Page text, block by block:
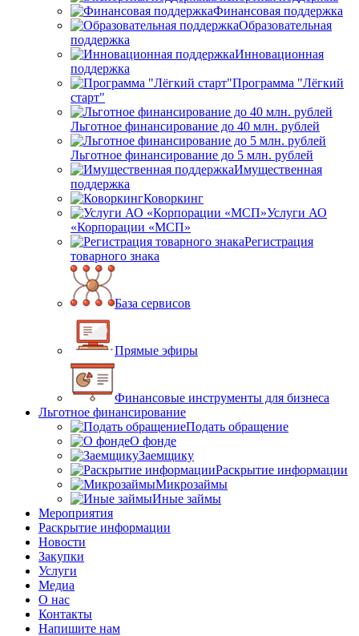
Финансовая поддержка
Образовательная
поддержка
Инновационная
поддержка
Программа "Лёгкий
старт"
Льготное финансирование до 40 млн. рублей
Льготное финансирование до 5 млн. рублей
Имущественная
поддержка
Коворкинг
Услуги АО
«Корпорации «МСП»
Регистрация
товарного знака
База сервисов
Прямые эфиры
Финансовые инструменты для бизнеса
Льготное финансирование
Подать обращение
О фонде
Заемщику
Раскрытие информации
Микрозаймы
Иные займы
Мероприятия
Раскрытие информации
Новости
Закупки
Услуги
Медиа
О нас
Контакты
Напишите нам